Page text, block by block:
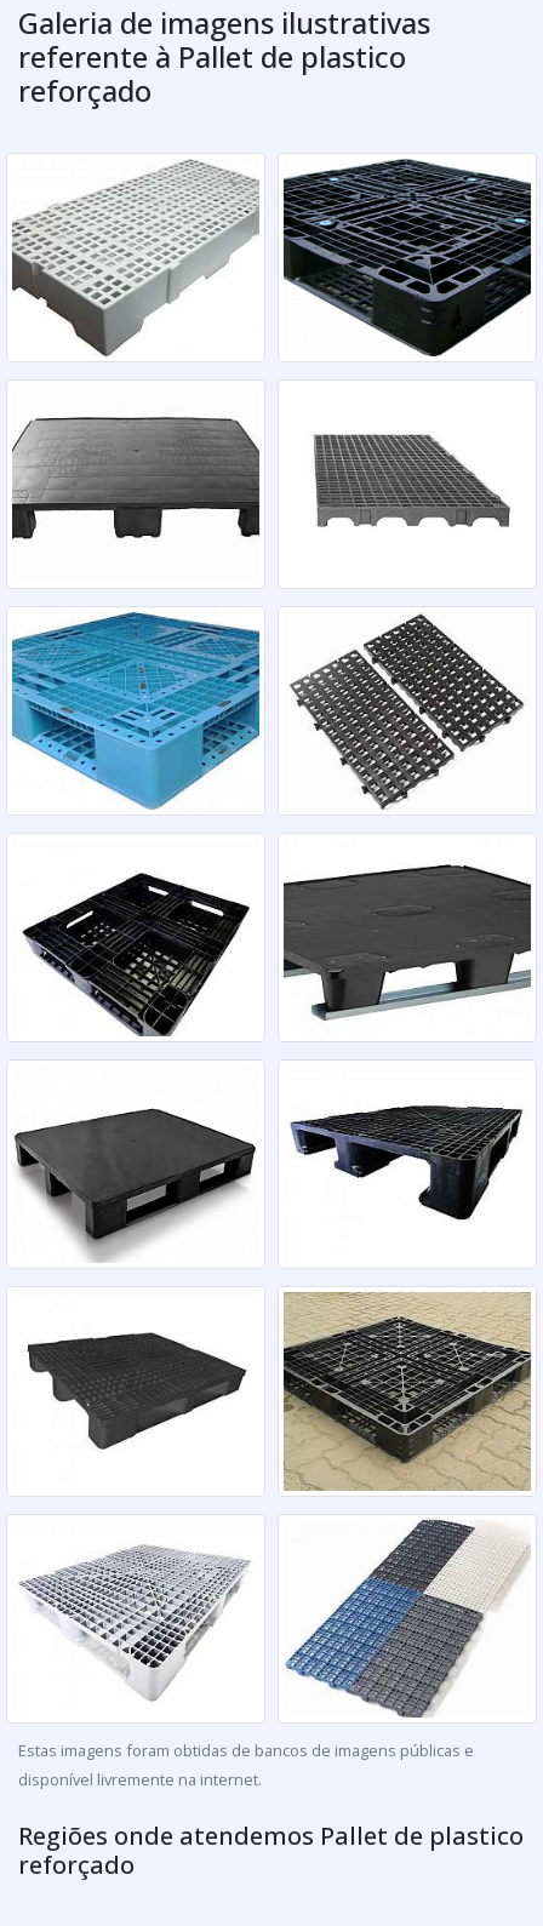
Galeria de imagens ilustrativas
referente à Pallet de plastico
reforçado
Estas imagens foram obtidas de bancos de imagens públicas e
disponível livremente na internet.
Regiões onde atendemos Pallet de plastico
reforçado